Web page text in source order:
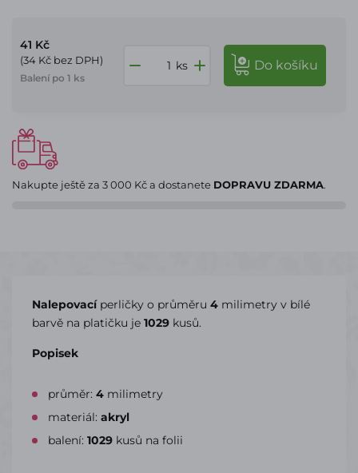
41 Kč
(34 Kč bez DPH)
Balení po 1 ks
ks do košíku
Nakupte ještě za 3 000 Kča dostanete DOPRAVU ZDARMA.
Nalepovacíperličky o průměru 4 milimetry v bílé
barvě na platičku je 1029 kusů.
Popisek
průměr: 4 milimetry
materiál: akryl
balení: 1029 kusů na folii